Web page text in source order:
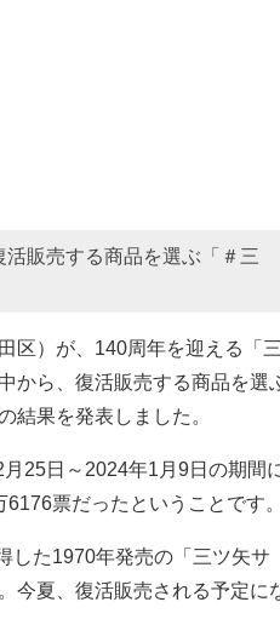
販売する商品を選ぶ「＃三
区）が、140周年を迎える「
から、復活販売する商品を選
結果を発表しました。
25日～2024年1月9日の期間
票だったということです。
た1970年発売の「三ツ矢サ
今夏、復活販売される予定に